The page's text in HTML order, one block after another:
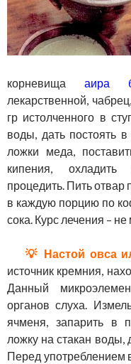
корневища аира
лекарственной,
гр истолченного в
воды, дать постоять
ложки меда,
кипения, охладить
процедить. Пить
в каждую порцию по
сока. Курс лечения –
💡 Настой овса
источник кремния,
Данный
органов слуха.
ячменя, запарить в
ложку на стакан воды,
Перед употреблением